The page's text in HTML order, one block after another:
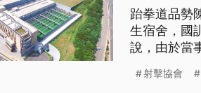
跆拳道品勢
生宿舍，國
說，由於當
員，世大
射擊協會